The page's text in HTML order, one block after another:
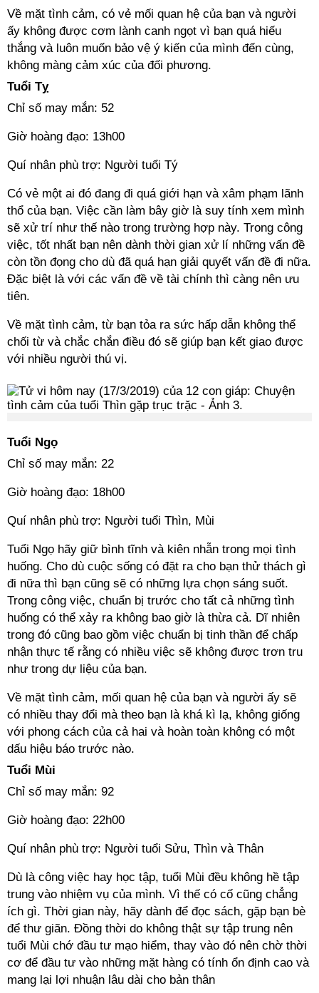
Về mặt tình cảm, có vẻ mối quan hệ của bạn và người
ấy không được cơm lành canh ngọt vì bạn quá hiếu
thắng và luôn muốn bảo vệ ý kiến của mình đến cùng,
không màng cảm xúc của đối phương.
Tuổi Tỵ
Chỉ số may mắn: 52
Giờ hoàng đạo: 13h00
Quí nhân phù trợ: Người tuổi Tý
Có vẻ một ai đó đang đi quá giới hạn và xâm phạm lãnh
thổ của bạn. Việc cần làm bây giờ là suy tính xem mình
sẽ xử trí như thế nào trong trường hợp này. Trong công
việc, tốt nhất bạn nên dành thời gian xử lí những vấn đề
còn tồn đọng cho dù đã quá hạn giải quyết vấn đề đi nữa.
Đặc biệt là với các vấn đề về tài chính thì càng nên ưu
tiên.
Về mặt tình cảm, từ bạn tỏa ra sức hấp dẫn không thể
chối từ và chắc chắn điều đó sẽ giúp bạn kết giao được
với nhiều người thú vị.
Tuổi Ngọ
Chỉ số may mắn: 22
Giờ hoàng đạo: 18h00
Quí nhân phù trợ: Người tuổi Thìn, Mùi
Tuổi Ngọ hãy giữ bình tĩnh và kiên nhẫn trong mọi tình
huống. Cho dù cuộc sống có đặt ra cho bạn thử thách gì
đi nữa thì bạn cũng sẽ có những lựa chọn sáng suốt.
Trong công việc, chuẩn bị trước cho tất cả những tình
huống có thể xảy ra không bao giờ là thừa cả. Dĩ nhiên
trong đó cũng bao gồm việc chuẩn bị tinh thần để chấp
nhận thực tế rằng có nhiều việc sẽ không được trơn tru
như trong dự liệu của bạn.
Về mặt tình cảm, mối quan hệ của bạn và người ấy sẽ
có nhiều thay đổi mà theo bạn là khá kì lạ, không giống
với phong cách của cả hai và hoàn toàn không có một
dấu hiệu báo trước nào.
Tuổi Mùi
Chỉ số may mắn: 92
Giờ hoàng đạo: 22h00
Quí nhân phù trợ: Người tuổi Sửu, Thìn và Thân
Dù là công việc hay học tập, tuổi Mùi đều không hề tập
trung vào nhiệm vụ của mình. Vì thế có cố cũng chẳng
ích gì. Thời gian này, hãy dành để đọc sách, gặp bạn bè
để thư giãn. Đồng thời do không thật sự tập trung nên
tuổi Mùi chớ đầu tư mạo hiểm, thay vào đó nên chờ thời
cơ để đầu tư vào những mặt hàng có tính ổn định cao và
mang lại lợi nhuận lâu dài cho bản thân